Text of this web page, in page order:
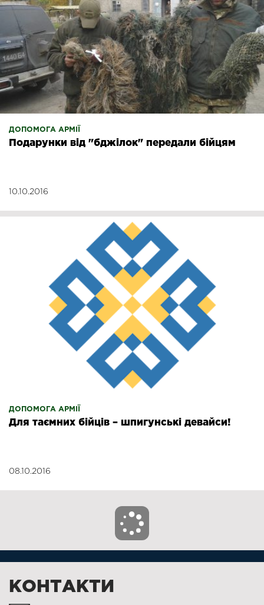
ДОПОМОГА АРМІЇ
Подарунки від "бджілок" передали бійцям
10.10.2016
ДОПОМОГА АРМІЇ
Для таємних бійців – шпигунські девайси!
08.10.2016
КОНТАКТИ